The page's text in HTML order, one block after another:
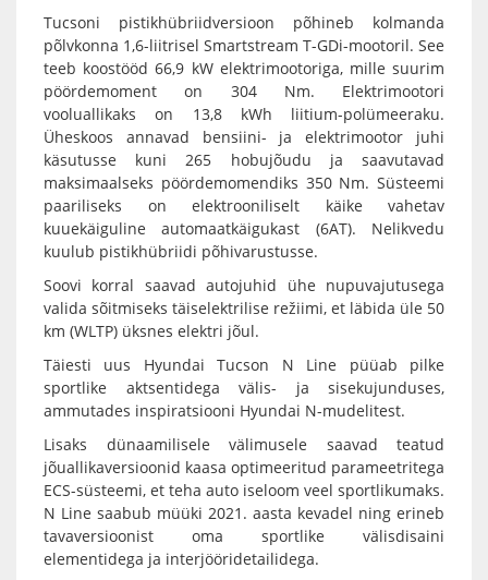
Tucsoni pistikhübriidversioon põhineb kolmanda
põlvkonna 1,6-liitrisel Smartstream T-GDi-mootoril. See
teeb koostööd 66,9 kW elektrimootoriga, mille suurim
pöördemoment on 304 Nm. Elektrimootori
vooluallikaks on 13,8 kWh liitium-polümeeraku.
Üheskoos annavad bensiini- ja elektrimootor juhi
käsutusse kuni 265 hobujõudu ja saavutavad
maksimaalseks pöördemomendiks 350 Nm. Süsteemi
paariliseks on elektrooniliselt käike vahetav
kuuekäiguline automaatkäigukast (6AT). Nelikvedu
kuulub pistikhübriidi põhivarustusse.
Soovi korral saavad autojuhid ühe nupuvajutusega
valida sõitmiseks täiselektrilise režiimi, et läbida üle 50
km (WLTP) üksnes elektri jõul.
Täiesti uus Hyundai Tucson N Line püüab pilke
sportlike aktsentidega välis- ja sisekujunduses,
ammutades inspiratsiooni Hyundai N-mudelitest.
Lisaks dünaamilisele välimusele saavad teatud
jõuallikaversioonid kaasa optimeeritud parameetritega
ECS-süsteemi, et teha auto iseloom veel sportlikumaks.
N Line saabub müüki 2021. aasta kevadel ning erineb
tavaversioonist oma sportlike välisdisaini
elementidega ja interjööridetailidega.